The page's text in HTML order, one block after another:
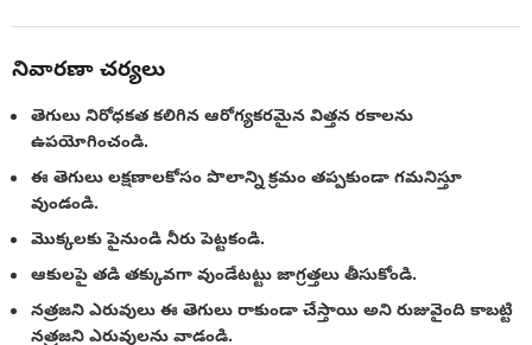
నివారణా చర్యలు
తెగులు నిరోధకత కలిగిన ఆరోగ్యకరమైన విత్తన రకాలను
ఉపయోగించండి.
ఈ తెగులు లక్షణాలకోసం పొలాన్ని క్రమం తప్పకుండా గమనిస్తూ
వుండండి.
మొక్కలకు పైనుండి నీరు పెట్టకండి.
ఆకులపై తడి తక్కువగా వుండేటట్టు జాగ్రత్తలు తీసుకోండి.
నత్రజని ఎరువులు ఈ తెగులు రాకుండా చేస్తాయి అని రుజువైంది కాబట్టి
నత్రజని ఎరువులను వాడండి.